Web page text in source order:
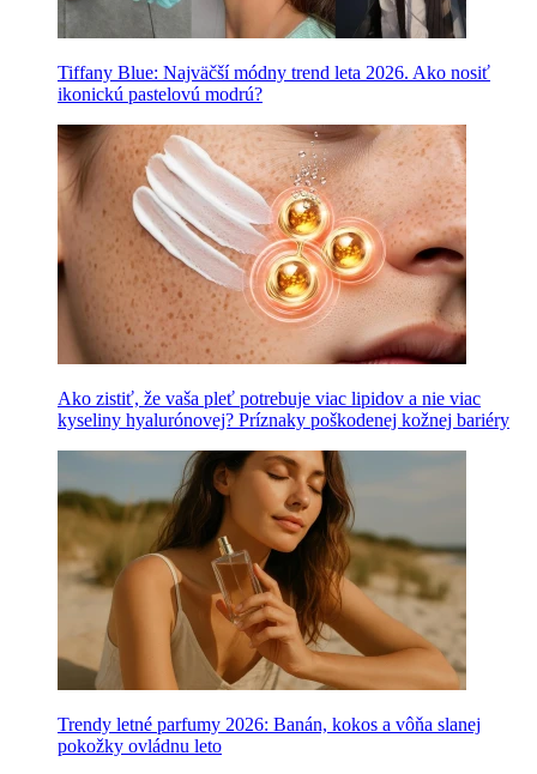
Tiffany Blue: Najväčší módny trend leta 2026. Ako nosiť
ikonickú pastelovú modrú?
Ako zistiť, že vaša pleť potrebuje viac lipidov a nie viac
kyseliny hyalurónovej? Príznaky poškodenej kožnej bariéry
Trendy letné parfumy 2026: Banán, kokos a vôňa slanej
pokožky ovládnu leto